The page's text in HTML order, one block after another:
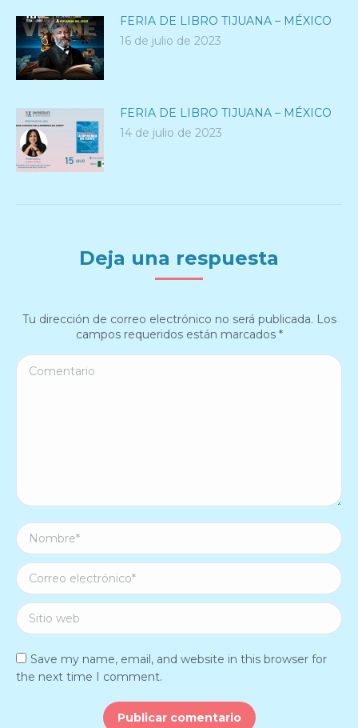
FERIA DE LIBRO TIJUANA – MÉXICO
16 de julio de 2023
FERIA DE LIBRO TIJUANA – MÉXICO
14 de julio de 2023
Deja una respuesta
Tu dirección de correo electrónico no será publicada. Los
campos requeridos están marcados *
Comentario
Nombre *
Correo electrónico *
Sitio web
Save my name, email, and website in this browser for
the next time I comment.
Publicar comentario